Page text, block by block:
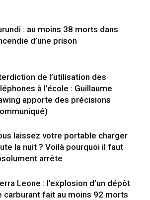
: au moins 38 morts dans
d’une prison
de l’utilisation des
à l’école : Guillaume
apporte des précisions
laissez votre portable charger
la nuit ? Voilà pourquoi il faut
arrête
Leone : l’explosion d’un dépôt
carburant fait au moins 92 morts